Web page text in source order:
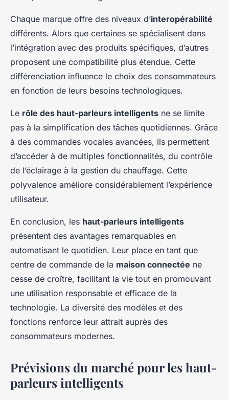
Chaque marque offre des niveaux d’interopérabilité
différents. Alors que certaines se spécialisent dans
l’intégration avec des produits spécifiques, d’autres
proposent une compatibilité plus étendue. Cette
différenciation influence le choix des consommateurs
en fonction de leurs besoins technologiques.
Le rôle des haut-parleurs intelligents ne se limite
pas à la simplification des tâches quotidiennes. Grâce
à des commandes vocales avancées, ils permettent
d’accéder à de multiples fonctionnalités, du contrôle
de l’éclairage à la gestion du chauffage. Cette
polyvalence améliore considérablement l’expérience
utilisateur.
En conclusion, les haut-parleurs intelligents
présentent des avantages remarquables en
automatisant le quotidien. Leur place en tant que
centre de commande de la maison connectée ne
cesse de croître, facilitant la vie tout en promouvant
une utilisation responsable et efficace de la
technologie. La diversité des modèles et des
fonctions renforce leur attrait auprès des
consommateurs modernes.
Prévisions du marché pour les haut-
parleurs intelligents